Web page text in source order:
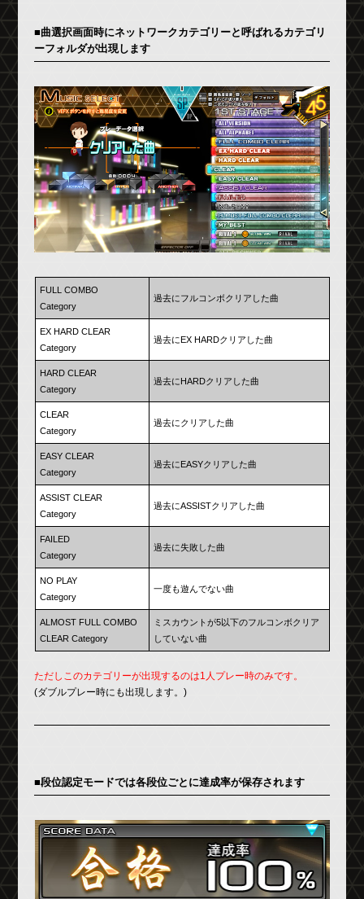
■曲選択画面時にネットワークカテゴリーと呼ばれるカテゴリ
ーフォルダが出現します
FULL COMBO
Category
過去にフルコンボクリアした曲
EX HARD CLEAR
Category
過去にEX HARDクリアした曲
HARD CLEAR
Category
過去にHARDクリアした曲
CLEAR
Category
過去にクリアした曲
EASY CLEAR
Category
過去にEASYクリアした曲
ASSIST CLEAR
Category
過去にASSISTクリアした曲
FAILED
Category
過去に失敗した曲
NO PLAY
Category
一度も遊んでない曲
ALMOST FULL COMBO
CLEAR Category
ミスカウントが5以下のフルコンボクリア
していない曲
ただしこのカテゴリーが出現するのは1人プレー時のみです。
(ダブルプレー時にも出現します。)
■段位認定モードでは各段位ごとに達成率が保存されます